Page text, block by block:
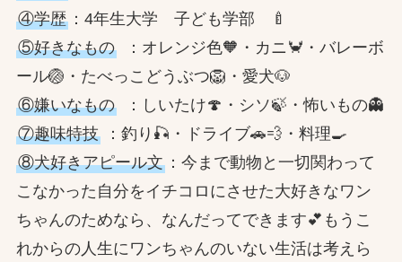
④学歴：4年生大学 子ども学部 🍼
⑤好きなもの：オレンジ色🧡・カニ🦀・バレーボ
ール🏐・たべっこどうぶつ🦁・愛犬🐶
⑥嫌いなもの：しいたけ🍄・シソ🍃・怖いもの👻
⑦趣味特技：釣り🎣・ドライブ🚗💨・料理🍳
⑧犬好きアピール文：今まで動物と一切関わって
こなかった自分をイチコロにさせた大好きなワン
ちゃんのためなら、なんだってできます💕もうこ
れからの人生にワンちゃんのいない生活は考えら